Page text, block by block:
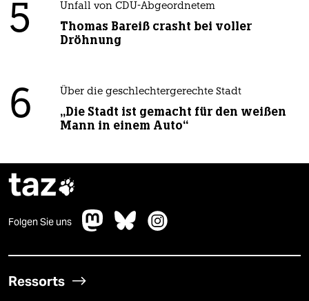
5 Unfall von CDU-Abgeordnetem
Thomas Bareiß crasht bei voller
Dröhnung
6 Über die geschlechtergerechte Stadt
„Die Stadt ist gemacht für den weißen
Mann in einem Auto“
taz
Folgen Sie uns
Ressorts